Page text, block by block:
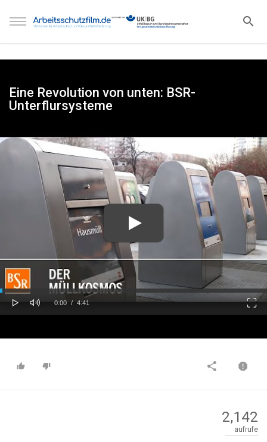
Eine Revolution von unten: BSR-
Unterflursysteme
Play
Current
0:00 / Duration
4:41
2,142
aufrufe